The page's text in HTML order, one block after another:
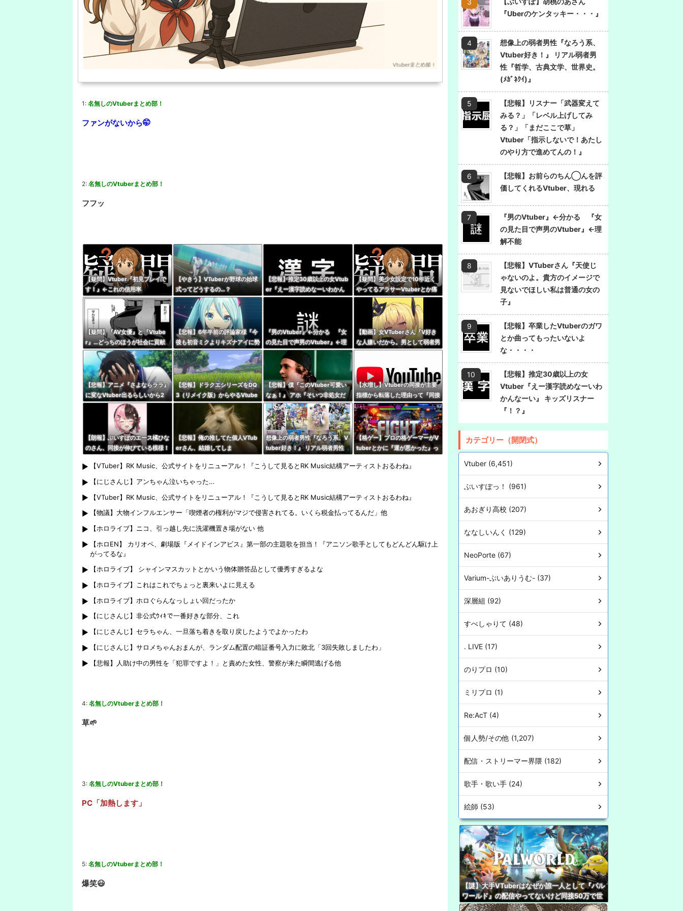
1: 名無しのVtuberまとめ部！
ファンがないから🤭
2: 名無しのVtuberまとめ部！
フフッ
【疑問】Vtuber『初見プレイで
す！』←これの信用率
【やきう】VTuberが野球の始球
式ってどうするの…？
【悲報】推定30歳以上の女Vtub
er『えー漢字読めなーいわかん
なーい』 キッズリスナー
【疑問】美少女設定で10年近く
やってるアラサーVtuberとか痛
いとしか思えないんだが興奮する
もんなの？
【疑問】『AV女優』と『Vtube
r』…どっちのほうが社会に貢献
している？
【悲報】6年半前の評論家様『今
後も初音ミクよりキズナアイに勢
いはあるし、誰もそれを止めるこ
とはできない』
『男のVtuber』←分かる 『女
の見た目で声男のVtuber』←理
解不能
【動画】女VTuberさん『V好き
な人嫌いだから。男として弱者男
性だから、V好きな人は』
【悲報】アニメ『さよならララ』
に変なVtuber出るらしいから2
話見れないんだけど…
【悲報】ドラクエシリーズをDQ
3（リメイク版）からやるVtube
rいるけど誰か止めろよな…
【悲報】僕『このVtuber可愛い
なぁ！』 アホ『そいつ非処女だ
ぞ』←これｗｗｗ
【水増し】Vtuberの同接が主要
指標から転落した理由って『同接
に対して高評価数が少ない配信が
あぶり出された』からだよな
【朗報】ぶいすぽのエース橘ひな
のさん、同接が伸びている模様！
【悲報】俺の推してた個人VTub
erさん、結婚してしま
想像上の弱者男性『なろう系、V
tuber好き！』 リアル弱者男性
ｶﾞﾈｸｲ)』
【格ゲー】プロの格ゲーマーがV
tuberとかに『運が悪かった』っ
【VTuber】RK Music、公式サイトをリニューアル！『こうして見るとRK Music結構アーティストおるわね』
【にじさんじ】アンちゃん泣いちゃった…
【VTuber】RK Music、公式サイトをリニューアル！『こうして見るとRK Music結構アーティストおるわね』
【物議】大物インフルエンサー「喫煙者の権利がマジで侵害されてる。いくら税金払ってるんだ」他
【ホロライブ】ニコ、引っ越し先に洗濯機置き場がない 他
【ホロEN】 カリオペ、劇場版『メイドインアビス』第一部の主題歌を担当！『アニソン歌手としてもどんどん駆け上
がってるな』
【ホロライブ】 シャインマスカットとかいう物体贈答品として優秀すぎるよな
【ホロライブ】これはこれでちょっと裏来いよに見える
【ホロライブ】ホロぐらんなっしょい回だったか
【にじさんじ】非公式ｳｨｷで一番好きな部分、これ
【にじさんじ】セラちゃん、一旦落ち着きを取り戻したようでよかったわ
【にじさんじ】サロメちゃんおまんが、ランダム配置の暗証番号入力に敗北「3回失敗しましたわ」
【悲報】人助け中の男性を「犯罪ですよ！」と責めた女性、警察が来た瞬間逃げる他
4: 名無しのVtuberまとめ部！
草🌱
3: 名無しのVtuberまとめ部！
PC「加熱します」
5: 名無しのVtuberまとめ部！
爆笑😃
『Uberのケンタッキー・・・』
想像上の弱者男性『なろう系、
Vtuber好き！』 リアル弱者男
性『哲学、古典文学、世界史。
(ﾒｶﾞﾈｸｲ)』
【悲報】リスナー「武器変えて
みる？」「レベル上げしてみ
る？」「まだここで草」
Vtuber「指示しないで！あたし
のやり方で進めてんの！』
【悲報】お前らのちん◯んを評
価してくれるVtuber、現れる
『男のVtuber』←分かる 『女
の見た目で声男のVtuber』←理
解不能
【悲報】VTuberさん『天使じ
ゃないのよ。貴方のイメージで
見ないでほしい私は普通の女の
子』
【悲報】卒業したVtuberのガワ
とか曲ってもったいないよ
な・・・・
【悲報】推定30歳以上の女
Vtuber『えー漢字読めなーいわ
かんなーい』 キッズリスナー
『！？』
カテゴリー（開閉式）
Vtuber (6,451)
ぶいすぽっ！ (961)
あおぎり高校 (207)
ななしいんく (129)
NeoPorte (67)
Varium-ぶいありうむ- (37)
深層組 (92)
すぺしゃりて (48)
. LIVE (17)
のりプロ (10)
ミリプロ (1)
Re:AcT (4)
個人勢/その他 (1,207)
配信・ストリーマー界隈 (182)
歌手・歌い手 (24)
絵師 (53)
【謎】大手VTuberはなぜか誰一人として『パル
ワールド』の配信やってないけど同接50万で世
界2位←これ